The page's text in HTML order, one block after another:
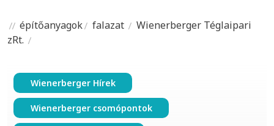
építőanyagok falazat
Wienerberger Téglaipari
zRt.
Wienerberger Hírek
Wienerberger csomópontok